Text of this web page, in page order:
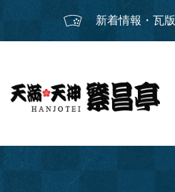
新着情報・瓦版